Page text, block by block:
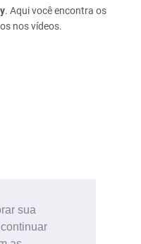
sua
. Aqui você encontra os
nos vídeos.